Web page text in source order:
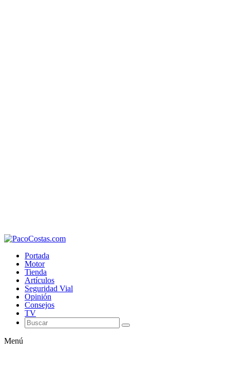
Portada
Motor
Tienda
Artículos
Seguridad Vial
Opinión
Consejos
TV
Menú